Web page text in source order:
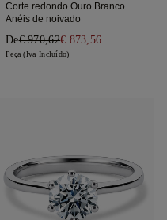
Corte redondo Ouro Branco
Anéis de noivado
De€ 970,62€ 873,56
Peça (Iva Incluído)